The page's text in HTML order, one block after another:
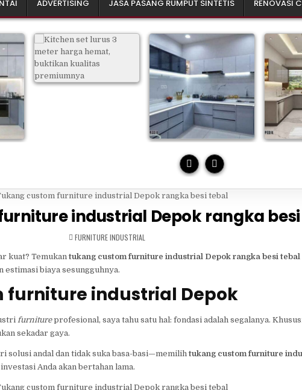
ADVERTISING JASA PASANG RUMPUT SINTETIS RENOVASI
industrial Depok rangka
POSTED
IN
FURNITURE INDUSTRIAL
kuat? Temukantukang custom furniture industrial Depok rangka besi tebal
estimasi biaya sesungguhnya.
furniture industrial Depok
furnitureprofesional, saya tahu satu hal: fondasi adalah segalanya.
sekadar gaya.
solusi andal dan tidak suka basa-basi—memilihtukang custom furniture
Anda akan bertahan lama.